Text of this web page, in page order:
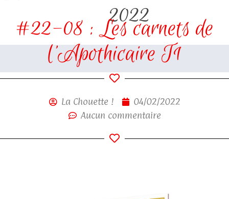
2022
#22-08 : Les carnets de
l’Apothicaire T1
La Chouette !
04/02/2022
Aucun commentaire